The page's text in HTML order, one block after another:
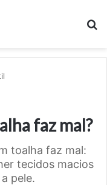
faz mal?
toalha faz mal:
tecidos macios
pele.